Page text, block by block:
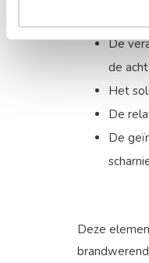
De
de
Het
De
De
Deze